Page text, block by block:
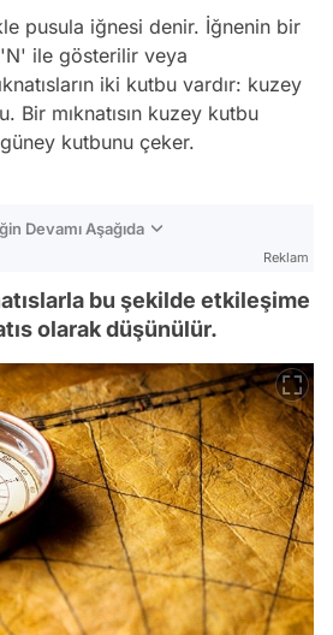
pusula iğnesi denir. İğnenin bir
ile gösterilir veya
iki kutbu vardır: kuzey
Bir mıknatısın kuzey kutbu
güney kutbunu çeker.
Devamı Aşağıda
Reklam
bu şekilde etkileşime
olarak düşünülür.